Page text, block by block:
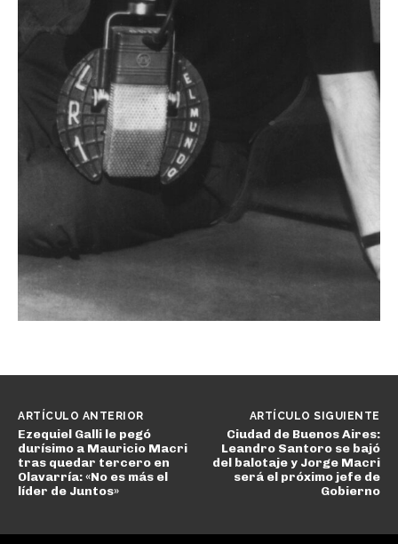
ARTÍCULO ANTERIOR
Ezequiel Galli le pegó
durísimo a Mauricio Macri
tras quedar tercero en
Olavarría: «No es más el
líder de Juntos»
ARTÍCULO SIGUIENTE
Ciudad de Buenos Aires:
Leandro Santoro se bajó
del balotaje y Jorge Macri
será el próximo jefe de
Gobierno